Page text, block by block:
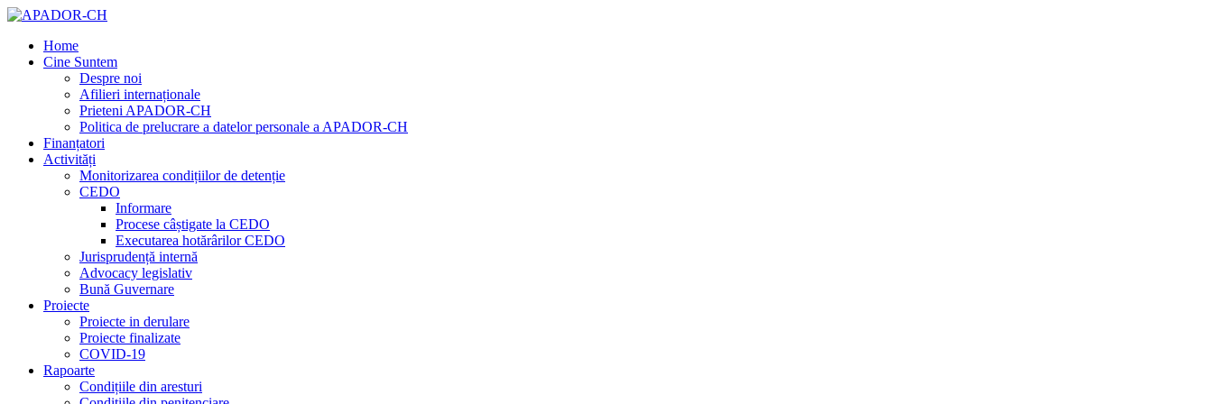
Home
Cine Suntem
Despre noi
Afilieri internaționale
Prieteni APADOR-CH
Politica de prelucrare a datelor personale a APADOR-CH
Finanțatori
Activități
Monitorizarea condițiilor de detenție
CEDO
Informare
Procese câștigate la CEDO
Executarea hotărârilor CEDO
Jurisprudență internă
Advocacy legislativ
Bună Guvernare
Proiecte
Proiecte in derulare
Proiecte finalizate
COVID-19
Rapoarte
Condițiile din aresturi